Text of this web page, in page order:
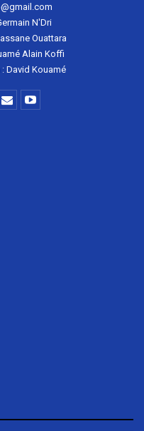
N'Dri
Ouattara
Alain Koffi
David Kouamé